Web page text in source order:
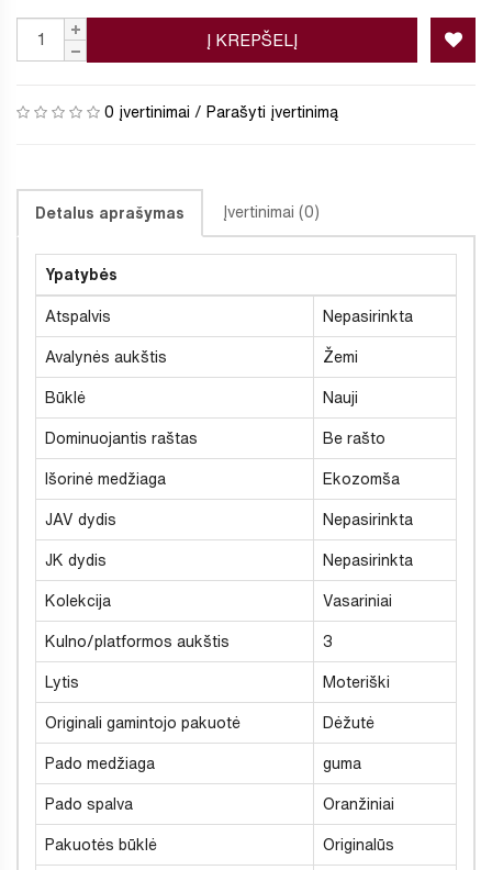
Į KREPŠELĮ
0 įvertinimai / Parašyti įvertinimą
Detalus aprašymas Įvertinimai (0)
Ypatybės
Atspalvis Nepasirinkta
Avalynės aukštis Žemi
Būklė Nauji
Dominuojantis raštas Be rašto
Išorinė medžiaga Ekozomša
JAV dydis Nepasirinkta
JK dydis Nepasirinkta
Kolekcija Vasariniai
Kulno/platformos aukštis 3
Lytis Moteriški
Originali gamintojo pakuotė Dėžutė
Pado medžiaga guma
Pado spalva Oranžiniai
Pakuotės būklė Originalūs